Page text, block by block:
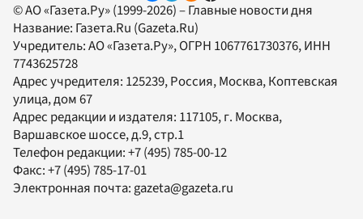
© АО «Газета.Ру» (1999-2026) – Главные новости дня
Название: Газета.Ru (Gazeta.Ru)
Учредитель:АО «Газета.Ру», ОГРН 1067761730376, ИНН
7743625728
Адрес учредителя: 125239, Россия, Москва, Коптевская
улица, дом 67
Адрес редакции и издателя: 117105, г. Москва,
Варшавское шоссе, д.9, стр.1
Телефон редакции:+7 (495) 785-00-12
Факс:+7 (495) 785-17-01
Электронная почта:gazeta@gazeta.ru